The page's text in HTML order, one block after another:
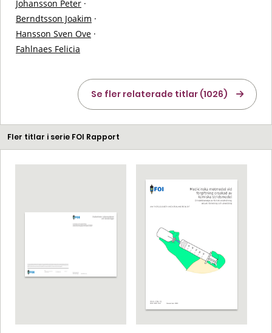
Johansson Peter ·
Berndtsson Joakim ·
Hansson Sven Ove ·
Fahlnaes Felicia
Se fler relaterade titlar (1026)
Fler titlar i serie FOI Rapport